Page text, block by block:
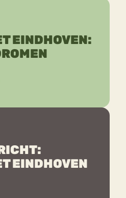
EINDHOVEN:
EINDHOVEN